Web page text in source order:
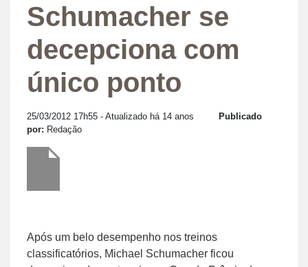
Schumacher se
decepciona com
único ponto
25/03/2012 17h55 - Atualizado há 14 anos
Publicado
por: Redação
Após um belo desempenho nos treinos
classificatórios, Michael Schumacher ficou